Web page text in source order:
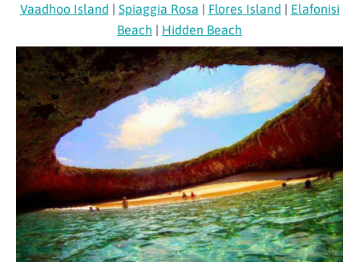
Vaadhoo Island | Spiaggia Rosa | Flores Island | Elafonisi
Beach | Hidden Beach